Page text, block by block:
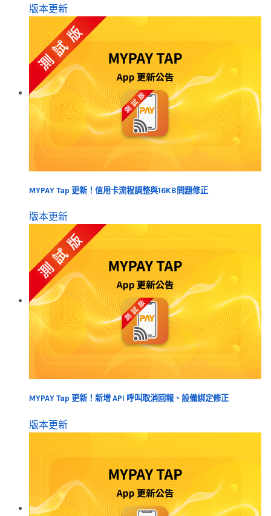
版本更新
MYPAY Tap 更新！信用卡流程調整與16KB問題修正
版本更新
MYPAY Tap 更新！新增 API 呼叫取消回報、設備綁定修正
版本更新